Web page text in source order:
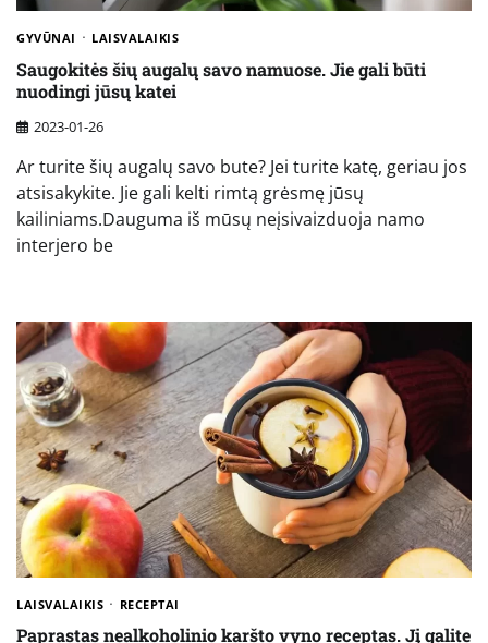
GYVŪNAI LAISVALAIKIS
Saugokitės šių augalų savo namuose. Jie gali būti
nuodingi jūsų katei
2023-01-26
Ar turite šių augalų savo bute? Jei turite katę, geriau jos
atsisakykite. Jie gali kelti rimtą grėsmę jūsų
kailiniams.Dauguma iš mūsų neįsivaizduoja namo
interjero be
LAISVALAIKIS RECEPTAI
Paprastas nealkoholinio karšto vyno receptas. Jį galite